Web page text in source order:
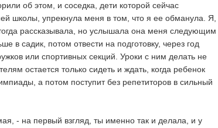
об этом, и соседка, дети которой сейчас
школы, упрекнула меня в том, что я ее обманула. Я,
рассказывала, но услышала она меня следующим
в садик, потом отвести на подготовку, через год
или спортивных секций. Уроки с ним делать не
остается только сидеть и ждать, когда ребенок
а потом поступит без репетиторов в сильный
- на первый взгляд, ты именно так и делала, и у